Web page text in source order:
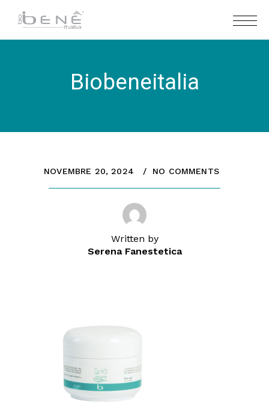
Biobeneitalia
NOVEMBRE 20, 2024 NO COMMENTS
Written by
Serena Fanestetica